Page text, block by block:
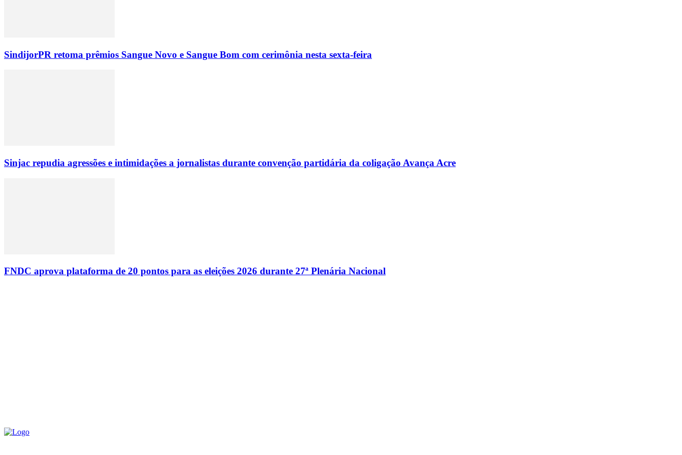
SindijorPR retoma prêmios Sangue Novo e Sangue Bom com cerimônia nesta sexta-feira
Sinjac repudia agressões e intimidações a jornalistas durante convenção partidária da coligação Avança Acre
FNDC aprova plataforma de 20 pontos para as eleições 2026 durante 27ª Plenária Nacional